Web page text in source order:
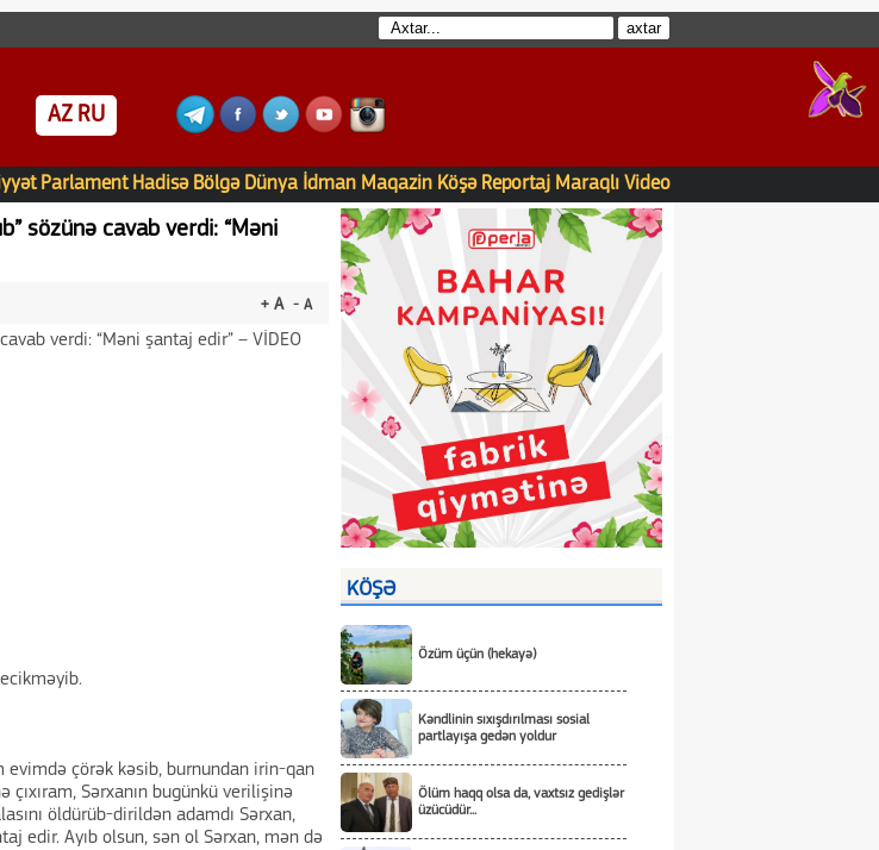
AZ RU
Parlament Hadisə Bölgə Dünya İdman Maqazin Köşə Reportaj Maraqlı Video
sözünə cavab verdi: “Məni
+ A - A
evimdə çörək kəsib, burnundan irin-qan
Sərxanın bugünkü verilişinə
öldürüb-dirildən adamdı Sərxan,
edir. Ayıb olsun, sən ol Sərxan, mən də
KÖŞƏ
Özüm üçün (hekayə)
Kəndlinin sıxışdırılması sosial
partlayışa gedən yoldur
Ölüm haqq olsa da, vaxtsız gedişlər
üzücüdür...